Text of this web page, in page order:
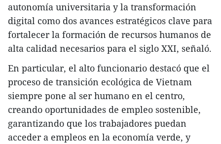
autonomía universitaria y la transformación
digital como dos avances estratégicos clave para
fortalecer la formación de recursos humanos de
alta calidad necesarios para el siglo XXI, señaló.
En particular, el alto funcionario destacó que el
proceso de transición ecológica de Vietnam
siempre pone al ser humano en el centro,
creando oportunidades de empleo sostenible,
garantizando que los trabajadores puedan
acceder a empleos en la economía verde, y